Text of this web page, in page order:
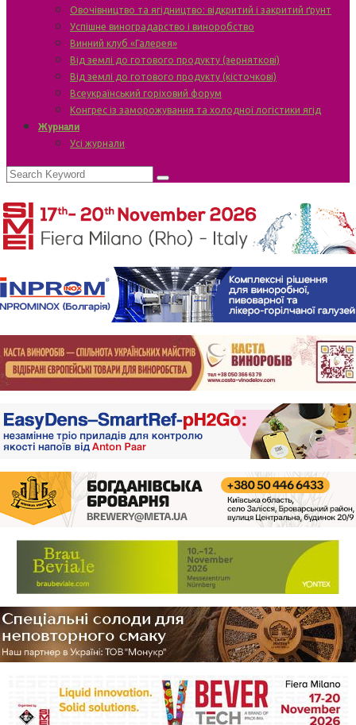
Овочівництво та ягідництво: відкритий і закритий ґрунт
Успішне виноградарство і виноробство
Винний клуб «Галерея»
Від землі до готового продукту (зерняткові)
Від землі до готового продукту (кісточкові)
Всеукраїнський горіховий форум
Конгрес із заморожування та холодної логістики ягід
Журнали
Усі журнали